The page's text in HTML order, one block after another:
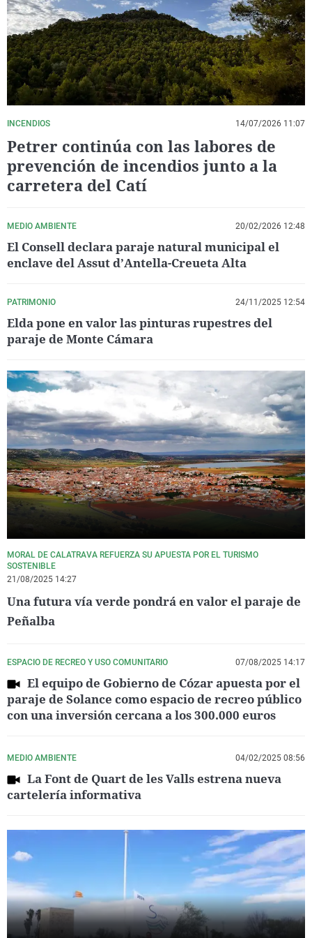
La rosa de los vientos
Gente viajera
Como el perro y el
Caso
Retornados
Equipo de
Operación Viuda
Extremadura
Galicia
La Rioja
Navarra
País Vasco
Virales
Televisión
Elecciones
INCENDIOS 14/07/2026 11:07
Petrer continúa con las labores de
prevención de incendios junto a la
carretera del Catí
MEDIO AMBIENTE 20/02/2026 12:48
El Consell declara paraje natural municipal el
enclave del Assut d’Antella-Creueta Alta
PATRIMONIO 24/11/2025 12:54
Elda pone en valor las pinturas rupestres del
paraje de Monte Cámara
MORAL DE CALATRAVA REFUERZA SU APUESTA POR EL TURISMO
SOSTENIBLE
21/08/2025 14:27
Una futura vía verde pondrá en valor el paraje de
Peñalba
ESPACIO DE RECREO Y USO COMUNITARIO 07/08/2025 14:17
El equipo de Gobierno de Cózar apuesta por el
paraje de Solance como espacio de recreo público
con una inversión cercana a los 300.000 euros
MEDIO AMBIENTE 04/02/2025 08:56
La Font de Quart de les Valls estrena nueva
cartelería informativa